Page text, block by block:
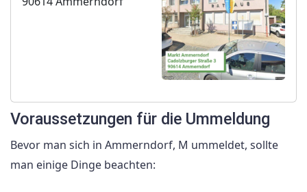
Voraussetzungen für die Ummeldung
Bevor man sich in Ammerndorf, M ummeldet, sollte
man einige Dinge beachten: